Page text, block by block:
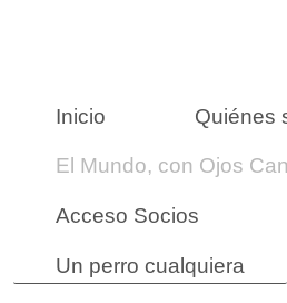
Inicio Quiénes
El Mundo, con Ojos
Acceso Socios
Un perro cualquiera